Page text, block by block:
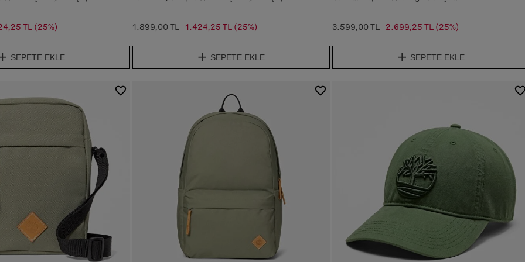
TL (25%)
SEPETE EKLE
1.899,00 TL 1.424,25 TL (25%)
SEPETE EKLE
3.599,00 TL 2.699,25 TL (25%)
SEPETE EKLE